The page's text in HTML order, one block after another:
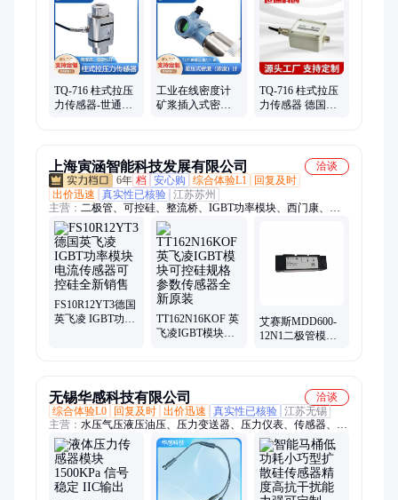
TQ-716 柱式拉压
力传感器-世通科
工业在线密度计
矿浆插入式密度
TQ-716 柱式拉压
力传感器 德国技
上海寅涵智能科技发展有限公司
洽谈
6年 档 安心购 综合体验L1
回复及时
出价迅速
真实性已核验 江苏苏州
主营： 二极管、可控硅、整流桥、IGBT功率模块、西门康、
IGBT、三社、IXYS、富士、英飞凌、IR、巴斯曼、西门子熔断
器
FS10R12YT3德国
英飞凌 IGBT功率
TT162N16KOF 英
飞凌IGBT模块可
艾赛斯MDD600-
12N1二极管模块
无锡华感科技有限公司
洽谈
综合体验L0
回复及时 出价迅速 真实性已核验 江苏无锡
主营： 水压气压液压油压、压力变送器、压力仪表、传感器、血
压计、控制器、医疗器械、刹车助力、气体压力、刹车压力、真
空压力、电动汽车、气体检测仪、电子刹车开关